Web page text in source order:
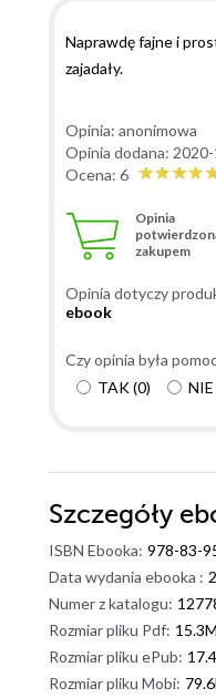
Naprawdę fajne i
zajadały.
Opinia: anonimowa
Opinia dodana:
Ocena: 6
Opinia
zakupem
Opinia dotyczy
ebook
Czy opinia była
TAK(0) NIE
Szczegóły
ISBN Ebooka: 978-83-
Data wydania ebooka :
Numer z katalogu:
Rozmiar pliku Pdf:
Rozmiar pliku ePub:
Rozmiar pliku Mobi: